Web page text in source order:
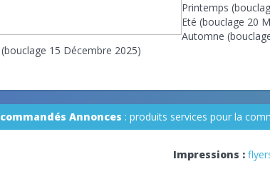
Printemps
Eté (bouclage 20
Automne
15 Décembre 2025)
Annonces : produits services pour la
Impressions :